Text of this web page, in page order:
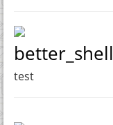
better_shell
test